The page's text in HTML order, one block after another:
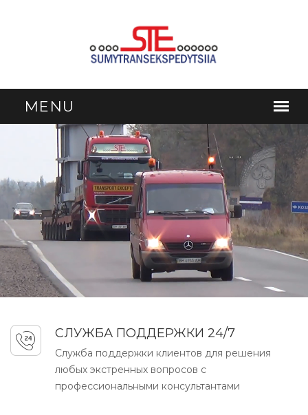
СЛУЖБА ПОДДЕРЖКИ 24/7
Служба поддержки клиентов для решения
любых экстренных вопросов с
профессиональными консультантами